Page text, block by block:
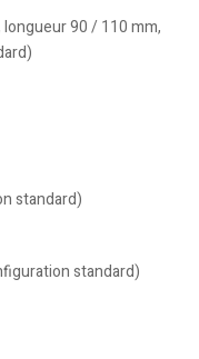
90 / 110 mm,
standard)
standard)